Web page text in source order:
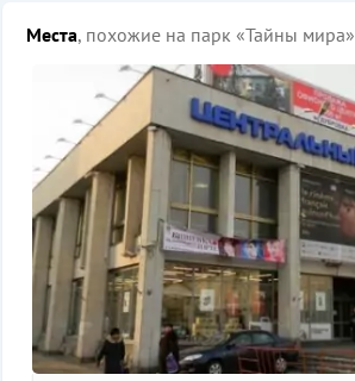
Места, похожие на парк «Тайны мира»